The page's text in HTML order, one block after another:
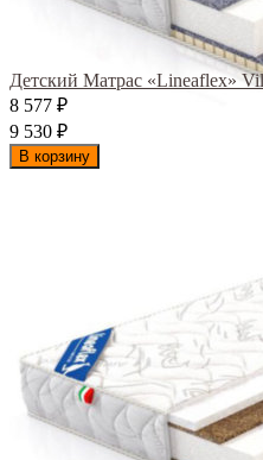
Детский Матрас «Lineaflex»
8 577 ₽
9 530 ₽
В корзину